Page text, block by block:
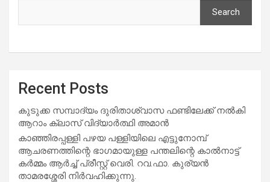
Search
Recent Posts
കുടുക്ക സമ്പാദ്യം ദുരിതാശ്വാസ ഫണ്ടിലേക്ക് നൽകി
ആറാം ക്ലാസ് വിദ്യാർത്ഥി അമാൻ
കാഞ്ഞിരപ്പള്ളി പഴയ പള്ളിയിലെ എട്ടുനോമ്പ്
ആചരണത്തിന്റെ ഭാഗമായുള്ള പന്തലിന്റെ കാൽനാട്ട്
കർമ്മം ആർച്ച് പ്രീസ്റ്റ് വെരി. റവ.ഫാ. കുര്യൻ
താമരശ്ശേരി നിർവഹിക്കുന്നു.